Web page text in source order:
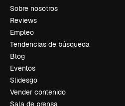
Sobre nosotros
Reviews
Empleo
Tendencias de búsqueda
Blog
Eventos
Slidesgo
Vender contenido
Sala de prensa